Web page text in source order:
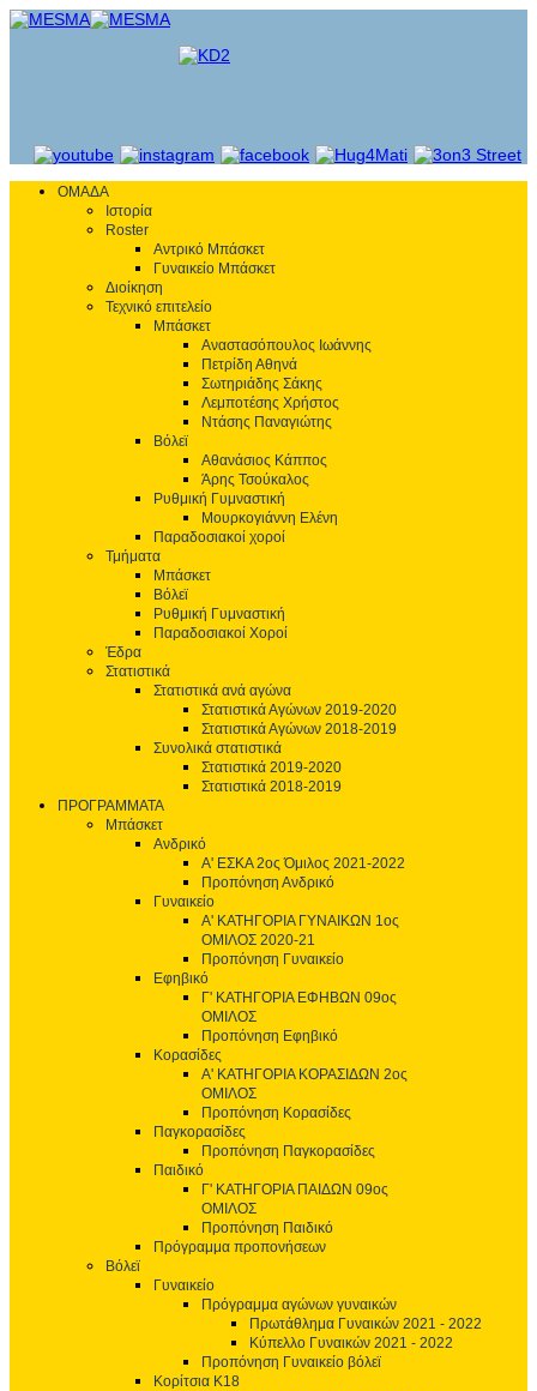
ΟΜΑΔΑ
Ιστορία
Roster
Αντρικό Μπάσκετ
Γυναικείο Μπάσκετ
Διοίκηση
Τεχνικό επιτελείο
Μπάσκετ
Αναστασόπουλος Ιωάννης
Πετρίδη Αθηνά
Σωτηριάδης Σάκης
Λεμποτέσης Χρήστος
Ντάσης Παναγιώτης
Βόλεϊ
Αθανάσιος Κάππος
Άρης Τσούκαλος
Ρυθμική Γυμναστική
Μουρκογιάννη Ελένη
Παραδοσιακοί χοροί
Τμήματα
Μπάσκετ
Βόλεϊ
Ρυθμική Γυμναστική
Παραδοσιακοί Χοροί
Έδρα
Στατιστικά
Στατιστικά ανά αγώνα
Στατιστικά Αγώνων 2019-2020
Στατιστικά Αγώνων 2018-2019
Συνολικά στατιστικά
Στατιστικά 2019-2020
Στατιστικά 2018-2019
ΠΡΟΓΡΑΜΜΑΤΑ
Μπάσκετ
Ανδρικό
Α' ΕΣΚΑ 2ος Όμιλος 2021-2022
Προπόνηση Ανδρικό
Γυναικείο
Α' ΚΑΤΗΓΟΡΙΑ ΓΥΝΑΙΚΩΝ 1ος
ΟΜΙΛΟΣ 2020-21
Προπόνηση Γυναικείο
Εφηβικό
Γ' ΚΑΤΗΓΟΡΙΑ ΕΦΗΒΩΝ 09ος
ΟΜΙΛΟΣ
Προπόνηση Εφηβικό
Κορασίδες
Α' ΚΑΤΗΓΟΡΙΑ ΚΟΡΑΣΙΔΩΝ 2ος
ΟΜΙΛΟΣ
Προπόνηση Κορασίδες
Παγκορασίδες
Προπόνηση Παγκορασίδες
Παιδικό
Γ' ΚΑΤΗΓΟΡΙΑ ΠΑΙΔΩΝ 09ος
ΟΜΙΛΟΣ
Προπόνηση Παιδικό
Πρόγραμμα προπονήσεων
Βόλεϊ
Γυναικείο
Πρόγραμμα αγώνων γυναικών
Πρωτάθλημα Γυναικών 2021 - 2022
Κύπελλο Γυναικών 2021 - 2022
Προπόνηση Γυναικείο βόλεϊ
Κορίτσια Κ18